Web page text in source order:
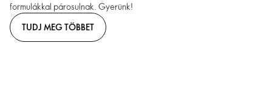
formulákkal párosulnak. Gyerünk!
TUDJ MEG TÖBBET